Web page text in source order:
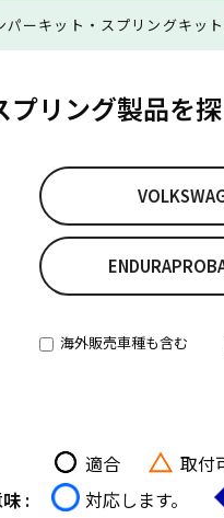
パーキット・スプリングキッ
プリング製品を
海外販売車種も含む
適合 取付
:
対応します。